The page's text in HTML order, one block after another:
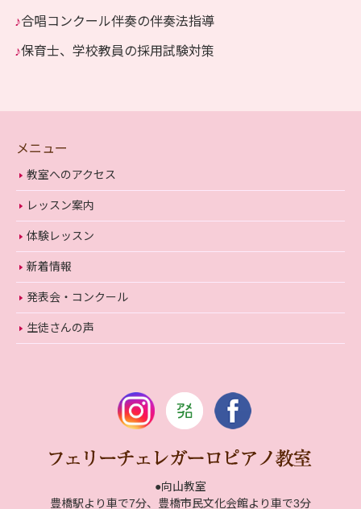
♪合唱コンクール伴奏の伴奏法指導
♪保育士、学校教員の採用試験対策
メニュー
教室へのアクセス
レッスン案内
体験レッスン
新着情報
発表会・コンクール
生徒さんの声
●向山教室
豊橋駅より車で7分、豊橋市民文化会館より車で3分